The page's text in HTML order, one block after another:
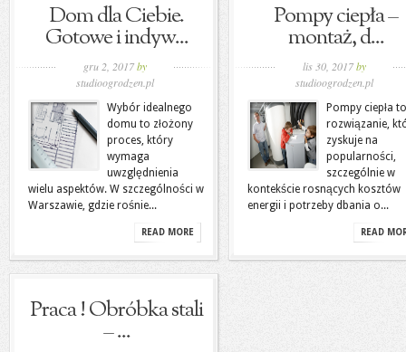
Dom dla Ciebie.
Gotowe i indyw...
gru 2, 2017by
studioogrodzen.pl
Wybór idealnego
domu to złożony
proces, który
wymaga
uwzględnienia
wielu aspektów. W szczególności w
Warszawie, gdzie rośnie...
READ MORE
Pompy ciepła –
montaż, d...
lis 30, 2017by
studioogrodzen.pl
Pompy ciepła to
rozwiązanie,
zyskuje na
popularności,
szczególnie w
kontekście rosnących kosztów
energii i potrzeby dbania o...
READ
Praca ! Obróbka stali
– ...